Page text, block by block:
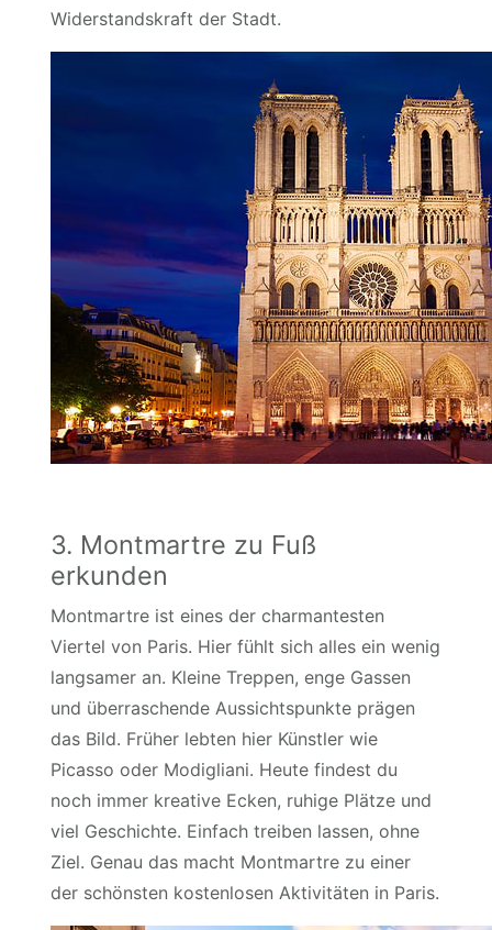
Widerstandskraft der Stadt.
3. Montmartre zu Fuß
erkunden
Montmartre ist eines der charmantesten
Viertel von Paris. Hier fühlt sich alles ein wenig
langsamer an. Kleine Treppen, enge Gassen
und überraschende Aussichtspunkte prägen
das Bild. Früher lebten hier Künstler wie
Picasso oder Modigliani. Heute findest du
noch immer kreative Ecken, ruhige Plätze und
viel Geschichte. Einfach treiben lassen, ohne
Ziel. Genau das macht Montmartre zu einer
der schönsten kostenlosen Aktivitäten in Paris.